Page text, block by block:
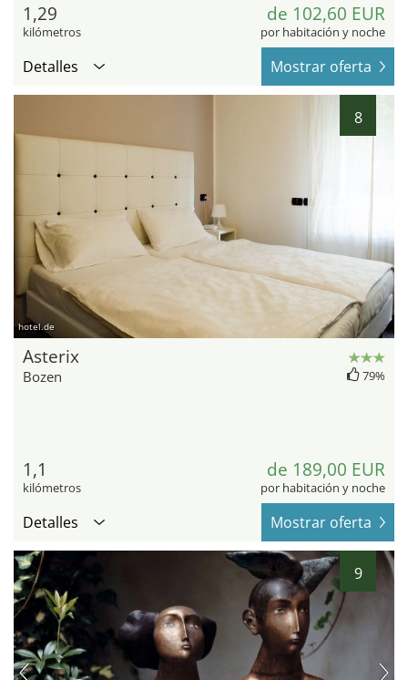
1,29
kilómetros
de 102,60 EUR
por habitación y noche
Detalles Mostrar oferta
8
hotel.de
Asterix
Bozen 79%
1,1
kilómetros
de 189,00 EUR
por habitación y noche
Detalles Mostrar oferta
9